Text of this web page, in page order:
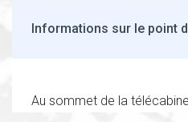
Informations sur le point
Au sommet de la